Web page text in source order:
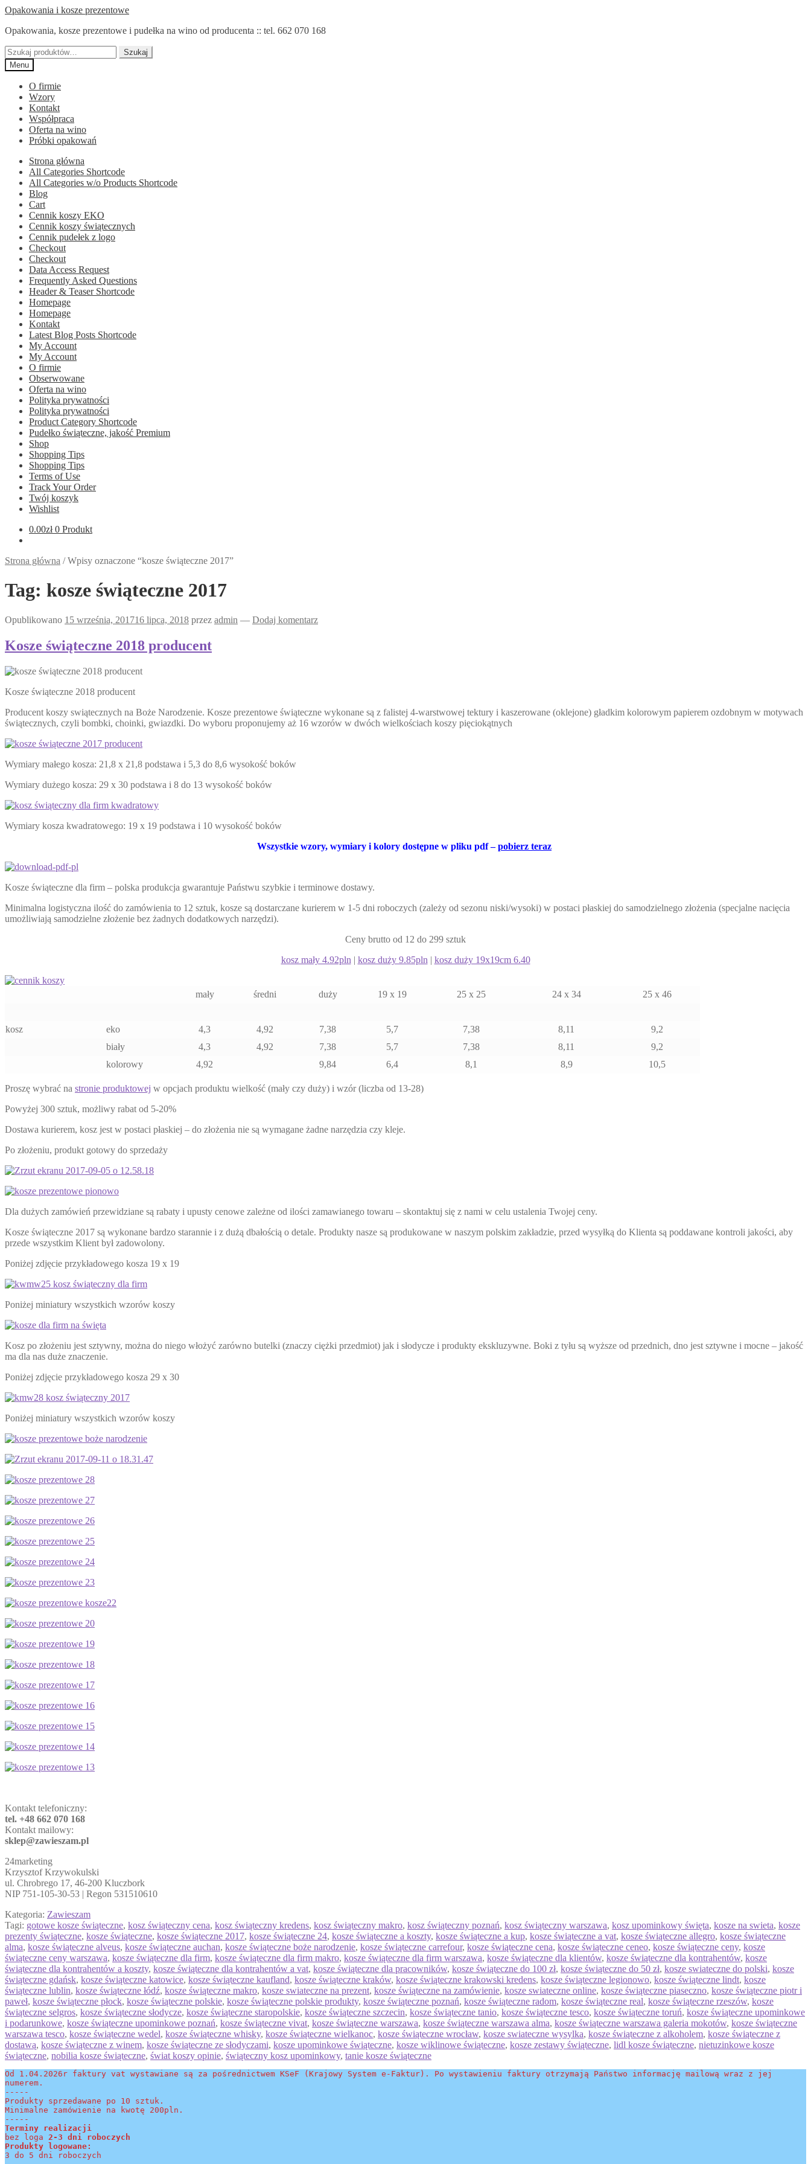
Przejdź
nawigacji
Przejdź
treści
Opakowania i kosze prezentowe
Opakowania, kosze prezentowe i pudełka na wino od producenta :: tel. 662 070 168
Szukaj:
Szukaj
Menu
O firmie
Wzory
Kontakt
Współpraca
Oferta na wino
Próbki opakowań
Strona główna
All Categories Shortcode
All Categories w/o Products Shortcode
Blog
Cart
Cennik koszy EKO
Cennik koszy świątecznych
Cennik pudełek z logo
Checkout
Checkout
Data Access Request
Frequently Asked Questions
Header & Teaser Shortcode
Homepage
Homepage
Kontakt
Latest Blog Posts Shortcode
My Account
My Account
O firmie
Obserwowane
Oferta na wino
Polityka prywatności
Polityka prywatności
Product Category Shortcode
Pudełko świąteczne, jakość Premium
Shop
Shopping Tips
Shopping Tips
Terms of Use
Track Your Order
Twój koszyk
Wishlist
0.00zł 0 Produkt
Strona główna /Wpisy oznaczone “kosze świąteczne 2017”
Tag: kosze świąteczne 2017
Opublikowano 15 września, 201716 lipca, 2018 przez admin — Dodaj komentarz
Kosze świąteczne 2018 producent
Kosze świąteczne 2018 producent
Producent koszy swiątecznych na Boże Narodzenie. Kosze prezentowe świąteczne wykonane są z falistej 4-warstwowej tektury i kaszerowane (oklejone) gładkim kolorowym papierem ozdobnym w motywach
świątecznych, czyli bombki, choinki, gwiazdki. Do wyboru proponujemy aż 16 wzorów w dwóch wielkościach koszy pięciokątnych
Wymiary małego kosza: 21,8 x 21,8 podstawa i 5,3 do 8,6 wysokość boków
Wymiary dużego kosza: 29 x 30 podstawa i 8 do 13 wysokość boków
Wymiary kosza kwadratowego: 19 x 19 podstawa i 10 wysokość boków
Wszystkie wzory, wymiary i kolory dostępne w pliku pdf –pobierz teraz
Kosze świąteczne dla firm – polska produkcja gwarantuje Państwu szybkie i terminowe dostawy.
Minimalna logistyczna ilość do zamówienia to 12 sztuk, kosze są dostarczane kurierem w 1-5 dni roboczych (zależy od sezonu niski/wysoki) w postaci płaskiej do samodzielnego złożenia (specjalne nacięcia
umożliwiają samodzielne złożenie bez żadnych dodatkowych narzędzi).
Ceny brutto od 12 do 299 sztuk
kosz mały 4.92pln | kosz duży 9.85pln | kosz duży 19x19cm 6.40
mały średni duży 19 x 19 25 x 25 24 x 34 25 x 46
kosz eko 4,3 4,92 7,38 5,7 7,38 8,11
9,2
biały
4,3 4,92 7,38 5,7 7,38 8,11
9,2
kolorowy
4,92 9,84 6,4 8,1 8,9 10,5
Proszę wybrać na stronie produktowej w opcjach produktu wielkość (mały czy duży) i wzór (liczba od 13-28)
Powyżej 300 sztuk, możliwy rabat od 5-20%
Dostawa kurierem, kosz jest w postaci płaskiej – do złożenia nie są wymagane żadne narzędzia czy kleje.
Po złożeniu, produkt gotowy do sprzedaży
Dla dużych zamówień przewidziane są rabaty i upusty cenowe zależne od ilości zamawianego towaru – skontaktuj się z nami w celu ustalenia Twojej ceny.
Kosze świąteczne 2017 są wykonane bardzo starannie i z dużą dbałością o detale. Produkty nasze są produkowane w naszym polskim zakładzie, przed wysyłką do Klienta są poddawane kontroli jakości, aby
przede wszystkim Klient był zadowolony.
Poniżej zdjęcie przykładowego kosza 19 x 19
Poniżej miniatury wszystkich wzorów koszy
Kosz po złożeniu jest sztywny, można do niego włożyć zarówno butelki (znaczy ciężki przedmiot) jak i słodycze i produkty ekskluzywne. Boki z tyłu są wyższe od przednich, dno jest sztywne i mocne – jakość
ma dla nas duże znaczenie.
Poniżej zdjęcie przykładowego kosza 29 x 30
Poniżej miniatury wszystkich wzorów koszy
Kontakt telefoniczny:
tel. +48 662 070 168
Kontakt mailowy:
sklep@zawieszam.pl
24marketing
Krzysztof Krzywokulski
ul. Chrobrego 17, 46-200 Kluczbork
NIP 751-105-30-53 | Regon 531510610
Kategoria: Zawieszam
Tagi: gotowe kosze świąteczne, kosz świąteczny cena, kosz świąteczny kredens, kosz świąteczny makro, kosz świąteczny poznań, kosz świąteczny warszawa, kosz upominkowy święta, kosze na swieta, kosze
prezenty świąteczne, kosze świąteczne, kosze świąteczne 2017, kosze świąteczne 24, kosze świąteczne a koszty, kosze świąteczne a kup, kosze świąteczne a vat, kosze świąteczne allegro, kosze świąteczne
alma, kosze świąteczne alveus, kosze świąteczne auchan, kosze świąteczne boże narodzenie, kosze świąteczne carrefour, kosze świąteczne cena, kosze świąteczne ceneo, kosze świąteczne ceny, kosze
świąteczne ceny warszawa, kosze świąteczne dla firm, kosze świąteczne dla firm makro, kosze świąteczne dla firm warszawa, kosze świąteczne dla klientów, kosze świąteczne dla kontrahentów, kosze
świąteczne dla kontrahentów a koszty, kosze świąteczne dla kontrahentów a vat, kosze świąteczne dla pracowników, kosze świąteczne do 100 zł, kosze świąteczne do 50 zł, kosze swiateczne do polski, kosze
świąteczne gdańsk, kosze świąteczne katowice, kosze świąteczne kaufland, kosze świąteczne kraków, kosze świąteczne krakowski kredens, kosze świąteczne legionowo, kosze świąteczne lindt, kosze
świąteczne lublin, kosze świąteczne łódź, kosze świąteczne makro, kosze swiateczne na prezent, kosze świąteczne na zamówienie, kosze swiateczne online, kosze świąteczne piaseczno, kosze świąteczne piotr i
paweł, kosze świąteczne płock, kosze świąteczne polskie, kosze świąteczne polskie produkty, kosze świąteczne poznań, kosze świąteczne radom, kosze świąteczne real, kosze świąteczne rzeszów, kosze
świąteczne selgros, kosze świąteczne słodycze, kosze świąteczne staropolskie, kosze świąteczne szczecin, kosze świąteczne tanio, kosze świąteczne tesco, kosze świąteczne toruń, kosze świąteczne upominkowe
i podarunkowe, kosze świąteczne upominkowe poznań, kosze świąteczne vivat, kosze świąteczne warszawa, kosze świąteczne warszawa alma, kosze świąteczne warszawa galeria mokotów, kosze świąteczne
warszawa tesco, kosze świąteczne wedel, kosze świąteczne whisky, kosze świąteczne wielkanoc, kosze świąteczne wrocław, kosze swiateczne wysylka, kosze świąteczne z alkoholem, kosze świąteczne z
dostawą, kosze świąteczne z winem, kosze świąteczne ze słodyczami, kosze upominkowe świąteczne, kosze wiklinowe świąteczne, kosze zestawy świąteczne, lidl kosze świąteczne, nietuzinkowe kosze
świąteczne, nobilia kosze świąteczne, świat koszy opinie, świąteczny kosz upominkowy, tanie kosze świąteczne
Od 1.04.2026r faktury vat wystawiane są za pośrednictwem KSeF (Krajowy System e-Faktur). Po wystawieniu faktury otrzymają Państwo informację mailową wraz z jej
numerem.
-----
Produkty sprzedawane po 10 sztuk.
Minimalne zamówienie na kwotę 200pln.
-----
Terminy realizacji
bez loga 2-3 dni roboczych
Produkty logowane:
3 do 5 dni roboczych